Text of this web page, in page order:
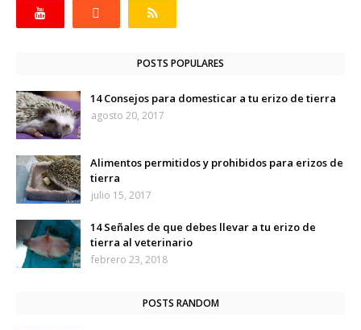
POSTS POPULARES
14 Consejos para domesticar a tu erizo de tierra
agosto 20, 2017
Alimentos permitidos y prohibidos para erizos de
tierra
julio 15, 2017
14 Señales de que debes llevar a tu erizo de
tierra al veterinario
febrero 23, 2018
POSTS RANDOM